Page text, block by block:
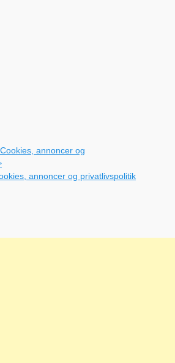
annoncer og privatlivspolitik